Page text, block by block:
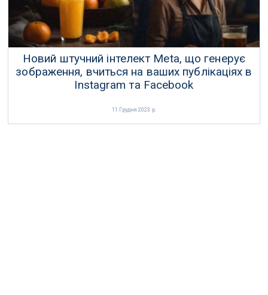
Новий штучний інтелект Meta, що генерує
зображення, вчиться на ваших публікаціях в
Instagram та Facebook
11 Грудня 2023 р.